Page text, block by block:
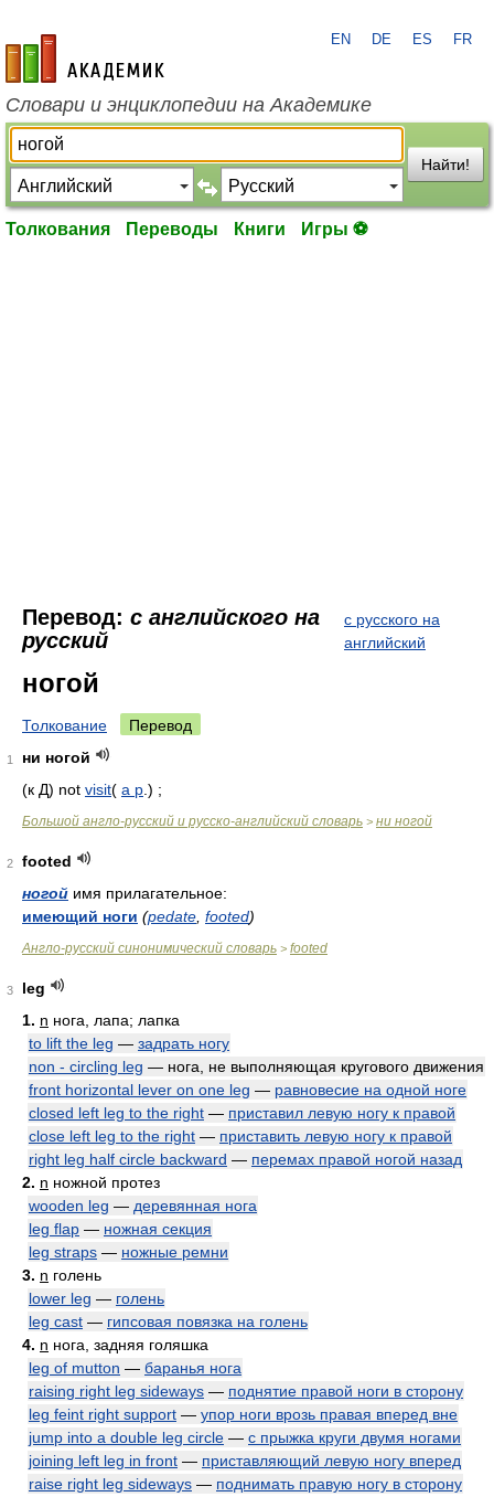
academic.ru
EN DE ES FR
Словари и энциклопедии на Академике
Найти!
Толкования Переводы Книги Игры ⚽
Перевод: с английского на
русский
с русского на
английский
ногой
Толкование Перевод
1
ни ногой
(к Д) not visit( a p .) ;
Большой англо-русский и русско-английский словарь > ни ногой
2
footed
ногой имя прилагательное:
имеющий ноги (pedate footed)
Англо-русский синонимический словарь > footed
3
leg
1. n нога, лапа; лапка
to lift the leg — задрать ногу
non - circling leg — нога, не выполняющая кругового движения
front horizontal lever on one leg — равновесие на одной ноге
closed left leg to the right — приставил левую ногу к правой
close left leg to the right — приставить левую ногу к правой
right leg half circle backward — перемах правой ногой назад
2. n ножной протез
wooden leg — деревянная нога
leg flap — ножная секция
leg straps — ножные ремни
3. n голень
lower leg — голень
leg cast — гипсовая повязка на голень
4. n нога, задняя голяшка
leg of mutton — баранья нога
raising right leg sideways — поднятие правой ноги в сторону
leg feint right support — упор ноги врозь правая вперед вне
jump into a double leg circle — с прыжка круги двумя ногами
joining left leg in front — приставляющий левую ногу вперед
raise right leg sideways — поднимать правую ногу в сторону